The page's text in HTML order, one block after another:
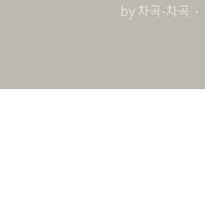
by 차곡-차곡